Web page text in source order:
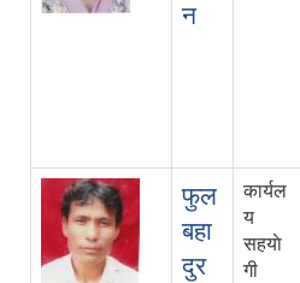
न
फुल
बहा
दुर
कार्यल
य
सहयाे
गी